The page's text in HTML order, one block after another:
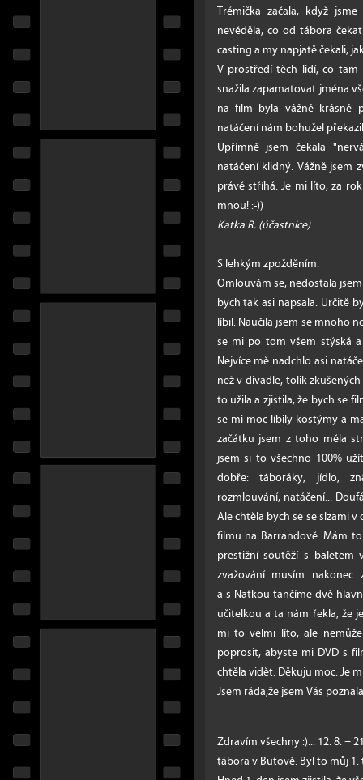
Trémička začala, když
nevěděla, co od tábora
casting a my napjatě čekali,
V prostředí těch lidí, co
snažila zapamatovat jména
na film byla vážně krásně
natáčení nám bohužel
Upřímně jsem čekala
natáčení klidný. Vážně jsem
právě stříhá. Je mi líto, za
mnou! :-))
Katka R. (účastnice)
S lehkým zpožděním.
Omlouvám se, nedostala
bych tak asi napsala. Určitě
líbil. Naučila jsem se mnoho
se mi po tom všem stýská
Nejvíce mě nadchlo asi
než v divadle, tolik
to užila a zjistila, že bych se
se mi moc líbily kostýmy a
začátku jsem z toho měla
jsem si to všechno 100%
dobře: táboráky, jídlo,
rozmlouvání, natáčení...
Ale chtěla bych se se slzami
filmu na Barrandově. Mám
prestižní soutěží s baletem
zvažování musím
a s Natkou tančíme dvě
učitelkou a ta nám řekla, že
mi to velmi líto, ale
poprosit, abyste mi DVD s
chtěla vidět. Děkuju moc. Je
Jsem ráda,že jsem Vás
Zdravím všechny :)... 12. 8. −
tábora v Butově. Byl to můj